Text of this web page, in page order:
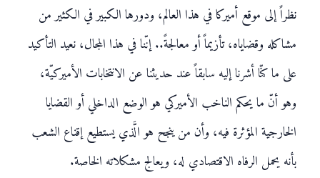
نظراً إلى موقع أميركا في هذا العالم، ودورها الكبير في الكثير من
مشاكله وقضاياه، تأزيماً أو معالجةً.. إنّنا في هذا المجال، نعيد التأكيد
على ما كنّا أشرنا إليه سابقاً عند حديثنا عن الانتخابات الأميركيّة،
وهو أنّ ما يحكم الناخب الأميركي هو الوضع الداخلي أو القضايا
الخارجية المؤثرة فيه، وأن من ينجح هو الَّذي يستطيع إقناع الشعب
بأنه يحمل الرفاه الاقتصادي له، ويعالج مشكلاته الخاصة.